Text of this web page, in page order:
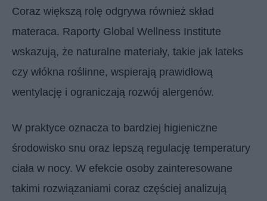
Coraz większą rolę odgrywa również skład
materaca. Raporty Global Wellness Institute
wskazują, że naturalne materiały, takie jak lateks
czy włókna roślinne, wspierają prawidłową
wentylację i ograniczają rozwój alergenów.
W praktyce oznacza to bardziej higieniczne
środowisko snu oraz lepszą regulację temperatury
ciała w nocy. W efekcie osoby zainteresowane
takimi rozwiązaniami coraz częściej analizują